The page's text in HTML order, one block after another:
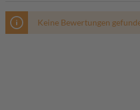
Keine Bewertungen